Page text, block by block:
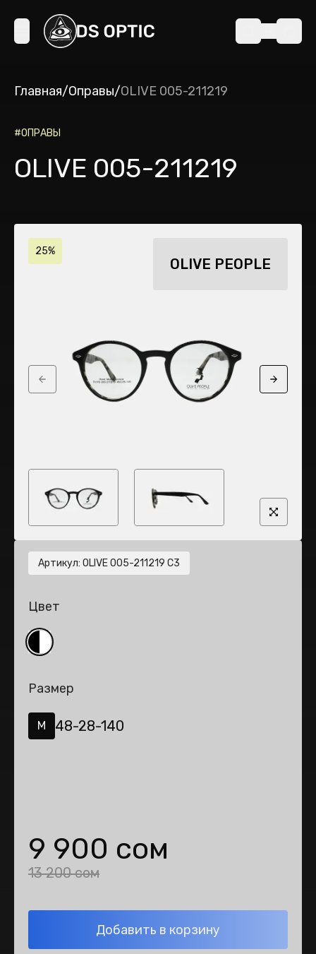
Главная/Оправы/OLIVE 005-211219
#ОПРАВЫ
OLIVE 005-211219
25%
OLIVE PEOPLE
Previous slide Next
Артикул: OLIVE 005-211219 C3
Цвет
Размер
M 48-28-140
9 900 сом
13 200 сом
Добавить в корзину